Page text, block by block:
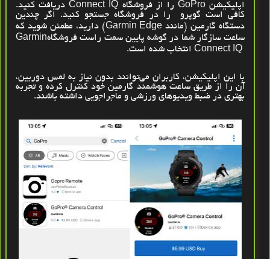
اپلیکیشن GoPro را از فروشگاه Connect IQ دریافت کنید.
کافی است گوپرو
را در فروشگاه جستجو کنید. اگر چندین
دستگاه گارمین (مانند Garmin Edge) دارید، مطمئن شوید که
ساعت سازگار شما در گوشه پایین سمت راست فروشگاهGarmin
Connect IQ انتخاب شده است.
با این اپلیکیشن، کاربران می‌توانند بدون نیاز به لمس دوربین،
آن را از طریق ساعت هوشمند گارمین خود کنترل کرده و تجربه
بهتری در ضبط ویدیوهای ورزشی و ماجراجویی داشته باشند.